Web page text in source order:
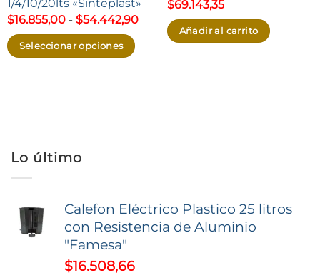
1/4/10/20lts «Sinteplast»
$16.855,00 - $54.442,90Rango
precios:
Seleccionar opciones
Las
opciones
pueden
elegir
$69.143,35
Añadir al carrito
Lo último
Calefon Eléctrico Plastico 25 litros
con Resistencia de Aluminio
"Famesa"
$16.508,66